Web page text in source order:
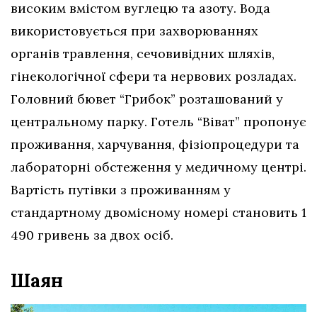
високим вмістом вуглецю та азоту. Вода
використовується при захворюваннях
органів травлення, сечовивідних шляхів,
гінекологічної сфери та нервових розладах.
Головний бювет “Грибок” розташований у
центральному парку. Готель “Віват” пропонує
проживання, харчування, фізіопроцедури та
лабораторні обстеження у медичному центрі.
Вартість путівки з проживанням у
стандартному двомісному номері становить 1
490 гривень за двох осіб.
Шаян